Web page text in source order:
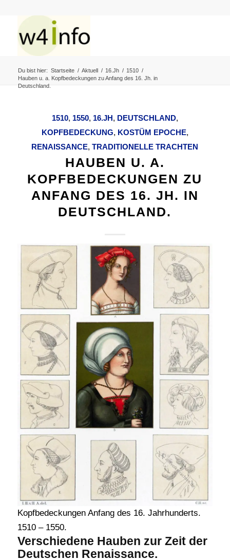
Du bist hier: Startseite / Aktuell / 16.Jh / 1510 /
Hauben u. a. Kopfbedeckungen zu Anfang des 16. Jh. in
Deutschland.
1510, 1550, 16.JH, DEUTSCHLAND,
KOPFBEDECKUNG, KOSTÜM EPOCHE,
RENAISSANCE,TRADITIONELLE TRACHTEN
HAUBEN U. A.
KOPFBEDECKUNGEN ZU
ANFANG DES 16. JH. IN
DEUTSCHLAND.
Kopfbedeckungen Anfang des 16. Jahrhunderts.
1510 – 1550.
Verschiedene Hauben zur Zeit der
Deutschen Renaissance.